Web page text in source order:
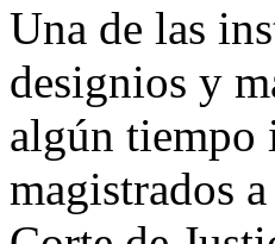
Una de las
designios y
algún tiempo
magistrados